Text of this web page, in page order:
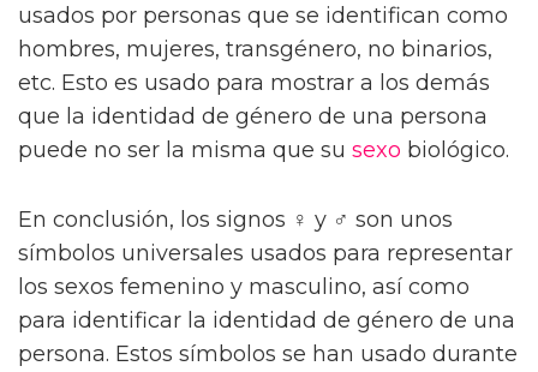
usados por personas que se identifican como
hombres, mujeres, transgénero, no binarios,
etc. Esto es usado para mostrar a los demás
que la identidad de género de una persona
puede no ser la misma que su sexo biológico.
En conclusión, los signos ♀ y ♂ son unos
símbolos universales usados para representar
los sexos femenino y masculino, así como
para identificar la identidad de género de una
persona. Estos símbolos se han usado durante